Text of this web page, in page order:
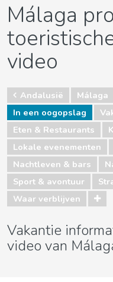
Málaga
video
Andalusië
Málaga
In een oogopslag
Eten & Restaurants
Lokale evenementen
Nachtleven & bars
Sport & avontuur
Waar verblijven
Vakantie
video van